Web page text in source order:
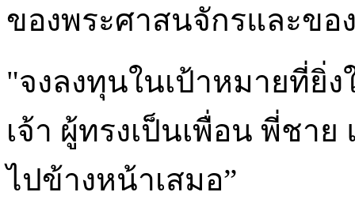
ของพระศาสนจักรและขอ
"จงลงทุนในเป้าหมายที่ยิ่
เจ้า ผู้ทรงเป็นเพื่อน พี่ชา
ไปข้างหน้าเสมอ”